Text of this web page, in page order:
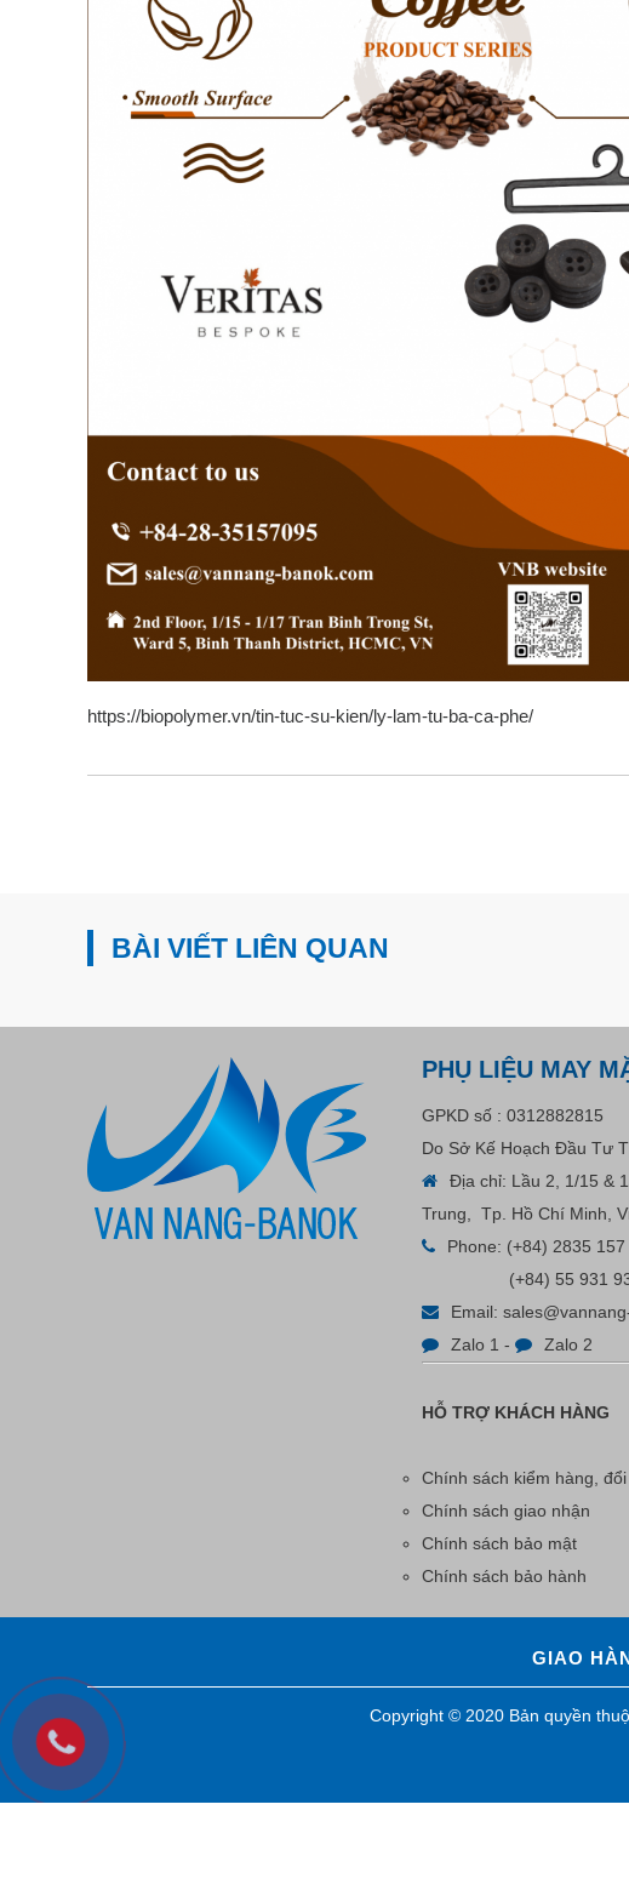
https://biopolymer.vn/tin-tuc-su-kien/ly-lam-tu-ba-ca-phe/
BÀI VIẾT LIÊN QUAN
PHỤ LIỆU MAY
GPKD số : 0312882815
Do Sở Kế Hoạch Đầu Tư
Địa chỉ: Lầu 2, 1/15 &
Trung, Tp. Hồ Chí Minh,
Phone: (+84) 2835 157
(+84) 55 931
Email:
Zalo 1 - Zalo 2
HỖ TRỢ KHÁCH HÀNG
Chính sách kiểm hàng,
Chính sách giao nhận
Chính sách bảo mật
Chính sách bảo hành
GIAO
Copyright © 2020 Bản quyền